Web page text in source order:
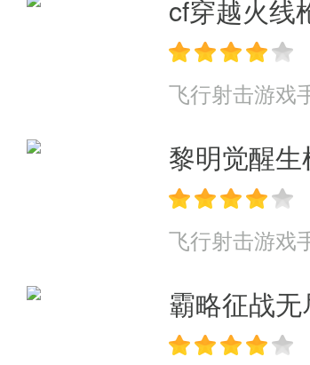
cf穿越火线
飞行射击游戏
黎明觉醒
飞行射击游戏
霸略征战